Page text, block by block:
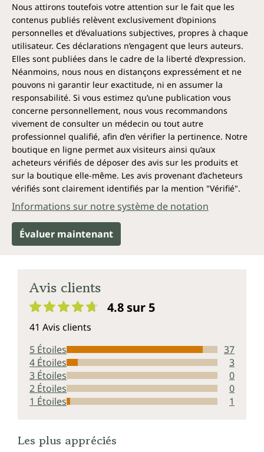
Nous attirons toutefois votre attention sur le fait que les
contenus publiés relèvent exclusivement d’opinions
personnelles et d’évaluations subjectives, propres à chaque
utilisateur. Ces déclarations n’engagent que leurs auteurs.
Elles sont publiées dans le cadre de la liberté d’expression.
Néanmoins, nous nous en distançons expressément et ne
pouvons ni garantir leur exactitude, ni en assumer la
responsabilité. Si vous estimez qu’une publication vous
concerne personnellement, nous vous recommandons
vivement de consulter un médecin ou tout autre
professionnel qualifié, afin d’en vérifier la pertinence. Notre
boutique en ligne permet aux visiteurs ainsi qu’aux
acheteurs vérifiés de déposer des avis sur les produits et
sur la boutique elle-même. Les avis provenant d’acheteurs
vérifiés sont clairement identifiés par la mention "Vérifié".
Informations sur notre système de notation
Évaluer maintenant
Avis clients
4.8 sur 5
41 Avis clients
5 Étoiles
37
4 Étoiles
3
3 Étoiles
0
2 Étoiles
0
1 Étoiles
1
Les plus appréciés